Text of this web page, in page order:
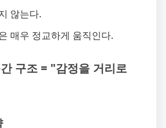
않는다.
매우 정교하게 움직인다.
구조 = "감정을 거리로